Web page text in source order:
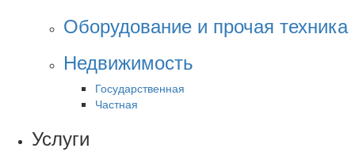
Оборудование и прочая техника
Недвижимость
Государственная
Частная
Услуги